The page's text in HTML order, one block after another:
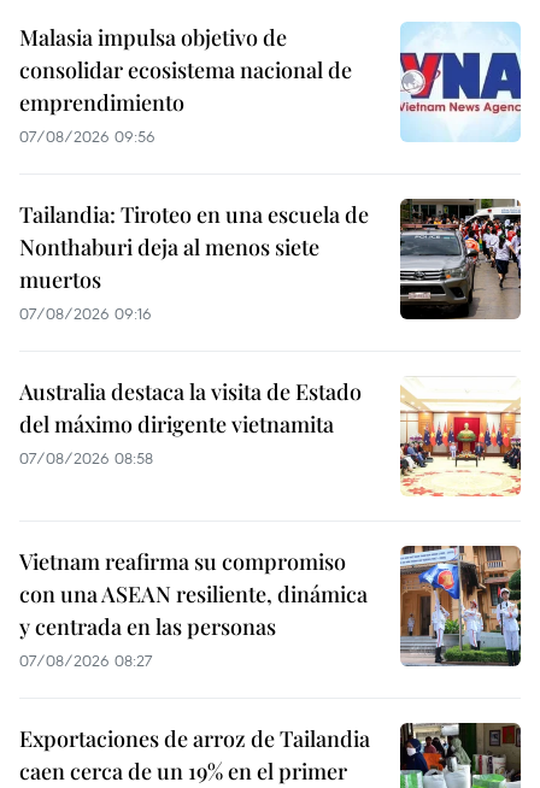
Malasia impulsa objetivo de
consolidar ecosistema nacional de
emprendimiento
07/08/2026 09:56
Tailandia: Tiroteo en una escuela de
Nonthaburi deja al menos siete
muertos
07/08/2026 09:16
Australia destaca la visita de Estado
del máximo dirigente vietnamita
07/08/2026 08:58
Vietnam reafirma su compromiso
con una ASEAN resiliente, dinámica
y centrada en las personas
07/08/2026 08:27
Exportaciones de arroz de Tailandia
caen cerca de un 19% en el primer